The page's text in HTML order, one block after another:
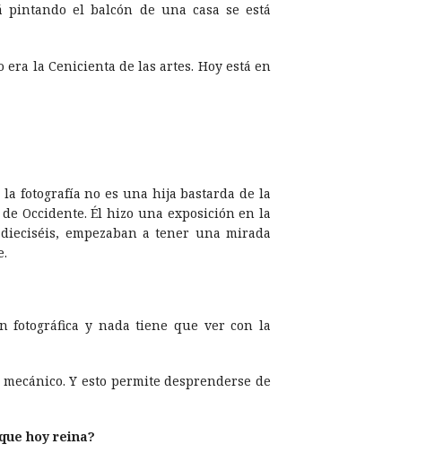
el balcón de una casa se está
la Cenicienta de las artes. Hoy está en
fotografí­a no es una hija bastarda de la
Occidente. Él hizo una exposición en la
empezaban a tener una mirada
fotográfica y nada tiene que ver con la
Y esto permite desprenderse de
hoy reina?